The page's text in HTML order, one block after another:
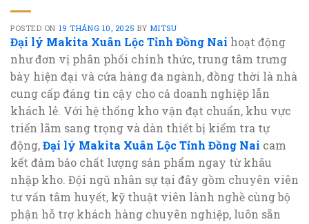
POSTED ON 19 THÁNG 10, 2025 BY MITSU
Đại lý Makita Xuân Lộc Tỉnh Đồng Nai hoạt động
như đơn vị phân phối chính thức, trung tâm trưng
bày hiện đại và cửa hàng đa ngành, đồng thời là nhà
cung cấp đáng tin cậy cho cả doanh nghiệp lẫn
khách lẻ. Với hệ thống kho vận đạt chuẩn, khu vực
triển lãm sang trọng và dàn thiết bị kiểm tra tự
động,Đại lý Makita Xuân Lộc Tỉnh Đồng Nai cam
kết đảm bảo chất lượng sản phẩm ngay từ khâu
nhập kho. Đội ngũ nhân sự tại đây gồm chuyên viên
tư vấn tâm huyết, kỹ thuật viên lành nghề cùng bộ
phận hỗ trợ khách hàng chuyên nghiệp, luôn sẵn